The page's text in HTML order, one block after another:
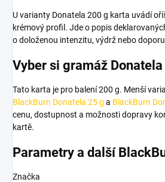
U varianty Donatela 200 g karta uvádí
krémový profil. Jde o popis
o doloženou intenzitu, výdrž nebo
Vyber si gramáž Donatela
Tato karta je pro balení 200 g. Menší
BlackBurn Donatela 25 g a BlackBurn
cenu, dostupnost a možnosti dopravy
kartě.
Parametry a další
Značka